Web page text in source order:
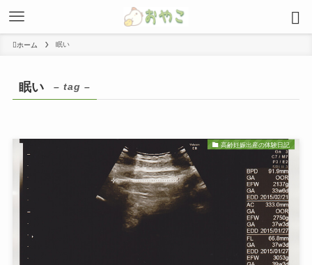
ホーム 眠い
眠い – tag –
高齢妊娠出産の体験日記